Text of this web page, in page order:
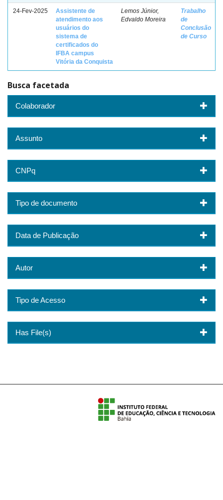
24-Fev-2025
Assistente de
atendimento aos
usuários do
sistema de
certificados do
IFBA campus
Vitória da Conquista
Lemos Júnior,
Edvaldo Moreira
Trabalho
de
Conclusão
de Curso
Busca facetada
Colaborador
Assunto
CNPq
Tipo de documento
Data de Publicação
Autor
Tipo de Acesso
Has File(s)